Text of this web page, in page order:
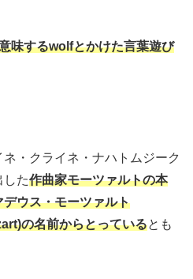
味するwolfとかけた言葉遊び
・クライネ・ナハトムジーク
した作曲家モーツァルトの本
ウス・モーツァルト
の名前からとっているとも